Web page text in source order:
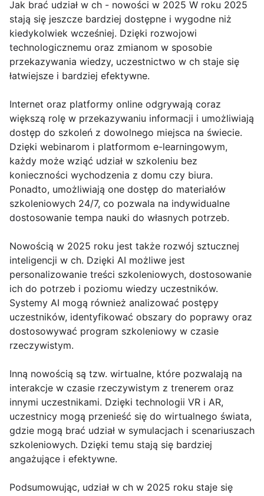
Jak brać udział w ch - nowości w 2025 W roku 2025
stają się jeszcze bardziej dostępne i wygodne niż
kiedykolwiek wcześniej. Dzięki rozwojowi
technologicznemu oraz zmianom w sposobie
przekazywania wiedzy, uczestnictwo w ch staje się
łatwiejsze i bardziej efektywne.
Internet oraz platformy online odgrywają coraz
większą rolę w przekazywaniu informacji i umożliwiają
dostęp do szkoleń z dowolnego miejsca na świecie.
Dzięki webinarom i platformom e-learningowym,
każdy może wziąć udział w szkoleniu bez
konieczności wychodzenia z domu czy biura.
Ponadto, umożliwiają one dostęp do materiałów
szkoleniowych 24/7, co pozwala na indywidualne
dostosowanie tempa nauki do własnych potrzeb.
Nowością w 2025 roku jest także rozwój sztucznej
inteligencji w ch. Dzięki AI możliwe jest
personalizowanie treści szkoleniowych, dostosowanie
ich do potrzeb i poziomu wiedzy uczestników.
Systemy AI mogą również analizować postępy
uczestników, identyfikować obszary do poprawy oraz
dostosowywać program szkoleniowy w czasie
rzeczywistym.
Inną nowością są tzw. wirtualne, które pozwalają na
interakcje w czasie rzeczywistym z trenerem oraz
innymi uczestnikami. Dzięki technologii VR i AR,
uczestnicy mogą przenieść się do wirtualnego świata,
gdzie mogą brać udział w symulacjach i scenariuszach
szkoleniowych. Dzięki temu stają się bardziej
angażujące i efektywne.
Podsumowując, udział w ch w 2025 roku staje się